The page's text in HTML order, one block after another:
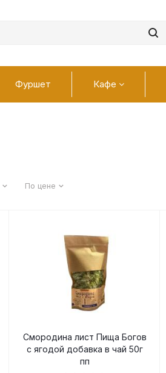
Фуршет Кафе
По цене
Смородина лист Пища Богов
с ягодой добавка в чай 50г
пп